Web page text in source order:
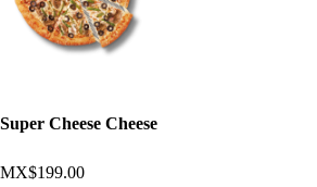
Super Cheese Cheese
MX$199.00